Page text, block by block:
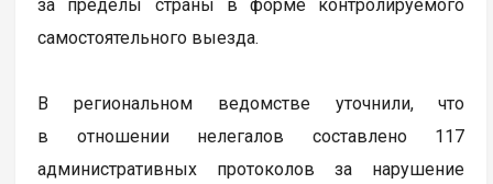
за пределы страны в форме контролируемого
самостоятельного выезда.
В региональном ведомстве уточнили, что
в отношении нелегалов составлено 117
административных протоколов за нарушение